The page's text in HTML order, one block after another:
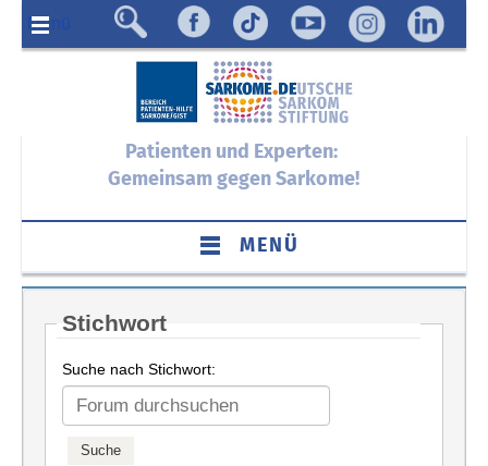
Menü
Patienten und Experten:
Gemeinsam gegen Sarkome!
MENÜ
Stichwort
Suche nach Stichwort: